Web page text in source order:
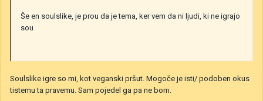
Še en soulslike, je prou da je tema, ker vem da ni ljudi, ki ne igrajo
sou
Soulslike igre so mi, kot veganski pršut. Mogoče je isti/ podoben okus
tistemu ta pravemu. Sam pojedel ga pa ne bom.